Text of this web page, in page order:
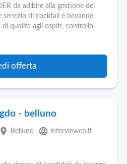
da adibire alla gestione del
servizio di cocktail e bevande
di qualità agli ospiti, controllo
offerta
- belluno
place Belluno language intervieweb.it